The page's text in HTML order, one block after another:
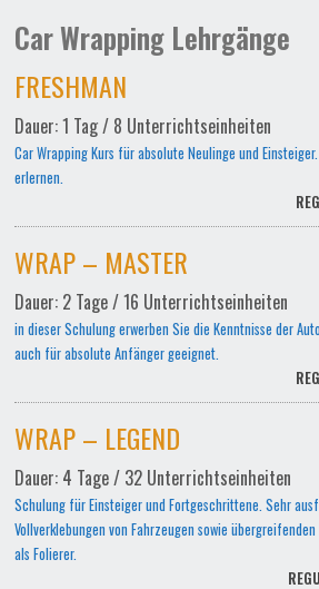
Car Wrapping Lehrgänge
FRESHMAN
Dauer: 1 Tag / 8 Unterrichtseinheiten
Car Wrapping Kurs für absolute Neulinge und
erlernen.
WRAP – MASTER
Dauer: 2 Tage / 16 Unterrichtseinheiten
in dieser Schulung erwerben Sie die Kenntnisse der
auch für absolute Anfänger geeignet.
WRAP – LEGEND
Dauer: 4 Tage / 32 Unterrichtseinheiten
Schulung für Einsteiger und Fortgeschrittene. Sehr
Vollverklebungen von Fahrzeugen sowie
als Folierer.